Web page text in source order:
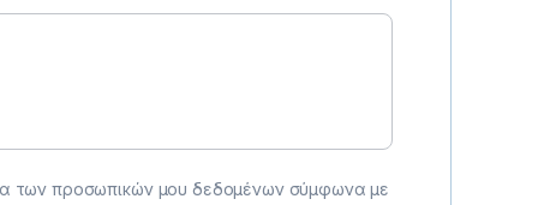
των προσωπικών μου δεδομένων σύμφωνα με